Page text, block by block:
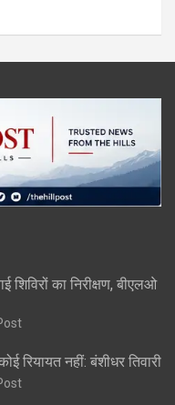
का निरीक्षण, बीएलओ
रियायत नहीं: बंशीधर तिवारी